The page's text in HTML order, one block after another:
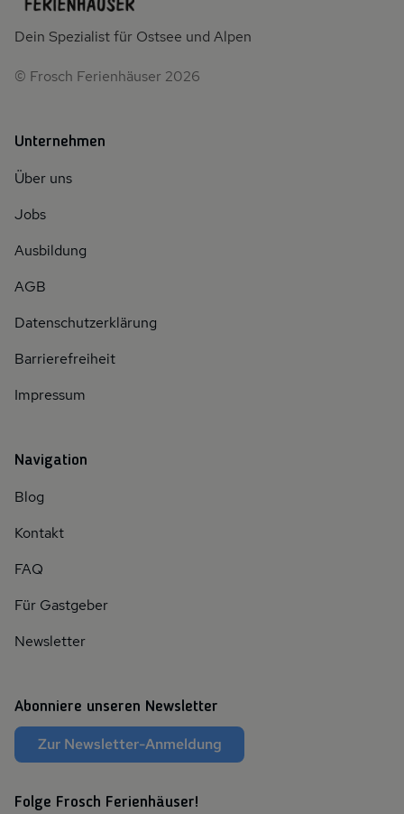
Dein Spezialist für Ostsee und Alpen
© Frosch Ferienhäuser 2026
Unternehmen
Über uns
Jobs
Ausbildung
AGB
Datenschutzerklärung
Barrierefreiheit
Impressum
Navigation
Blog
Kontakt
FAQ
Für Gastgeber
Newsletter
Abonniere unseren Newsletter
Zur Newsletter-Anmeldung
Folge Frosch Ferienhäuser!